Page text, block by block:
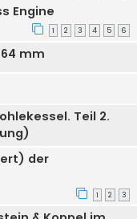
Engine
1 2 3 4 5 6
mm
Teil 2.
der
1 2 3